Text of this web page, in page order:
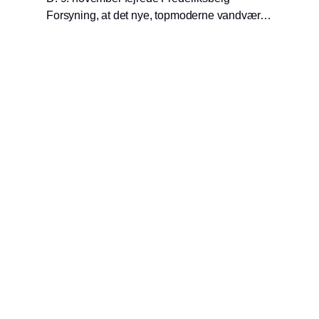
Forsyning, at det nye, topmoderne vandværk